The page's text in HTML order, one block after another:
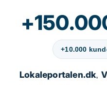
+10.000
Lokaleportalen.dk,